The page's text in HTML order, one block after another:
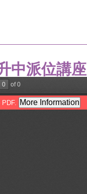
中派位講座